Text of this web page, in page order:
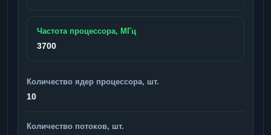
Частота процессора, МГц
3700
Количество ядер процессора, шт.
10
Количество потоков, шт.